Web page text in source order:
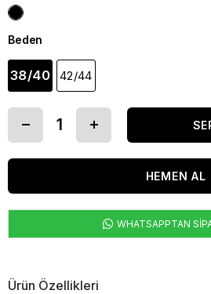
Beden
38/40 42/44
WHATSAPPTAN
Ürün Özellikleri